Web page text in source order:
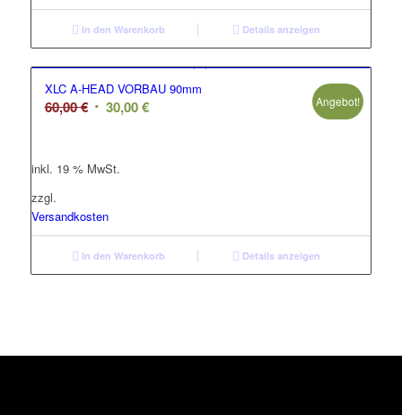
In den Warenkorb Details anzeigen
XLC A-HEAD VORBAU 90mm
60,00€ Ursprünglicher
60,00 €
30,00€Aktueller
Angebot!
inkl. 19 % MwSt.
zzgl.
Versandkosten
In den Warenkorb Details anzeigen